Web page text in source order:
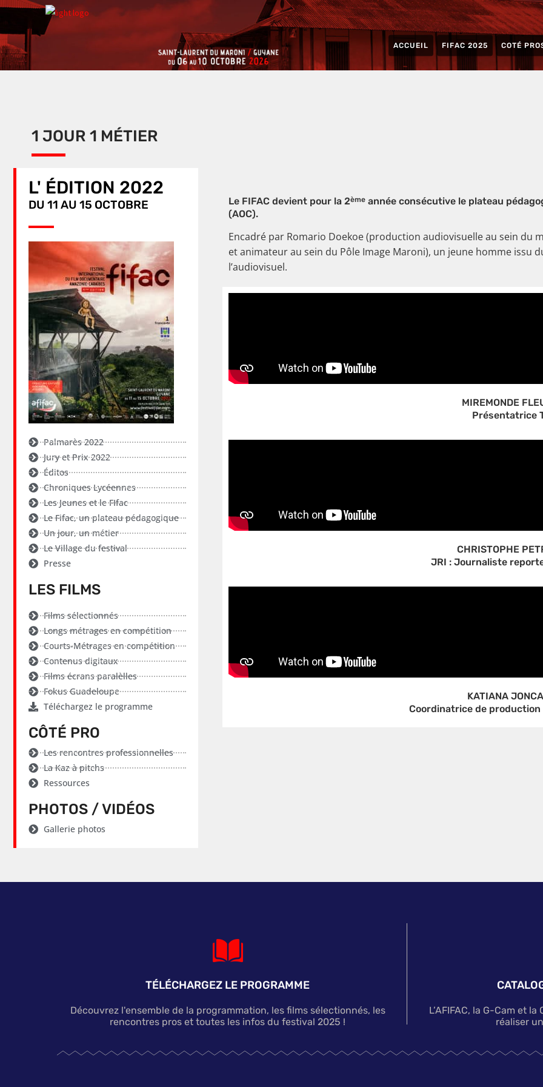
ACCUEIL FIFAC 2025 COTÉ
1 JOUR 1 MÉTIER
L' ÉDITION 2022
DU 11 AU 15 OCTOBRE
Palmarès 2022
Jury et Prix 2022
Éditos
Chroniques Lycéennes
Les Jeunes et le FIfac
Le Fifac, un plateau pédagogique
Un jour, un métier
Le Village du festival
Presse
LES FILMS
Films sélectionnés
Longs métrages en compétition
Courts-Métrages en compétition
Contenus digitaux
Films écrans paralèlles
Fokus Guadeloupe
Téléchargez le programme
CÔTÉ PRO
Les rencontres professionnelles
La Kaz à pitchs
Ressources
PHOTOS / VIDÉOS
Gallerie photos
Le FIFAC devient pour la 2ème année consécutive le plateau
(AOC).
Encadré par Romario Doekoe (production audiovisuelle au sein du
et animateur au sein du Pôle Image Maroni), un jeune homme issu
l’audiovisuel.
MIREMONDE
Présentatrice
CHRISTOPHE
JRI : Journaliste
KATIANA
Coordinatrice de
TÉLÉCHARGEZ LE PROGRAMME
Découvrez l'ensemble de la programmation, les films sélectionnés, les
rencontres pros et toutes les infos du festival 2025 !
L’AFIFAC, la G-Cam et
réaliser